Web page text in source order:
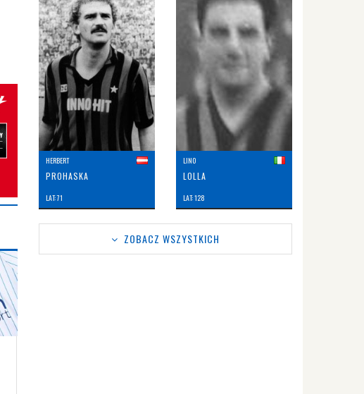
HERBERT
PROHASKA
LAT: 71
LINO
LOLLA
LAT: 128
ZOBACZ WSZYSTKICH